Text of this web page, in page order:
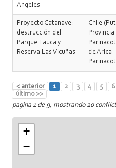
Angeles
Proyecto Catanave:
destrucción del
Parque Lauca y
Reserva Las Vicuñas
Chile
Provincia
de Arica
< anterior 1 2 3 4 5 6
último >>
pagina 1 de 9, mostrando 20
+
−